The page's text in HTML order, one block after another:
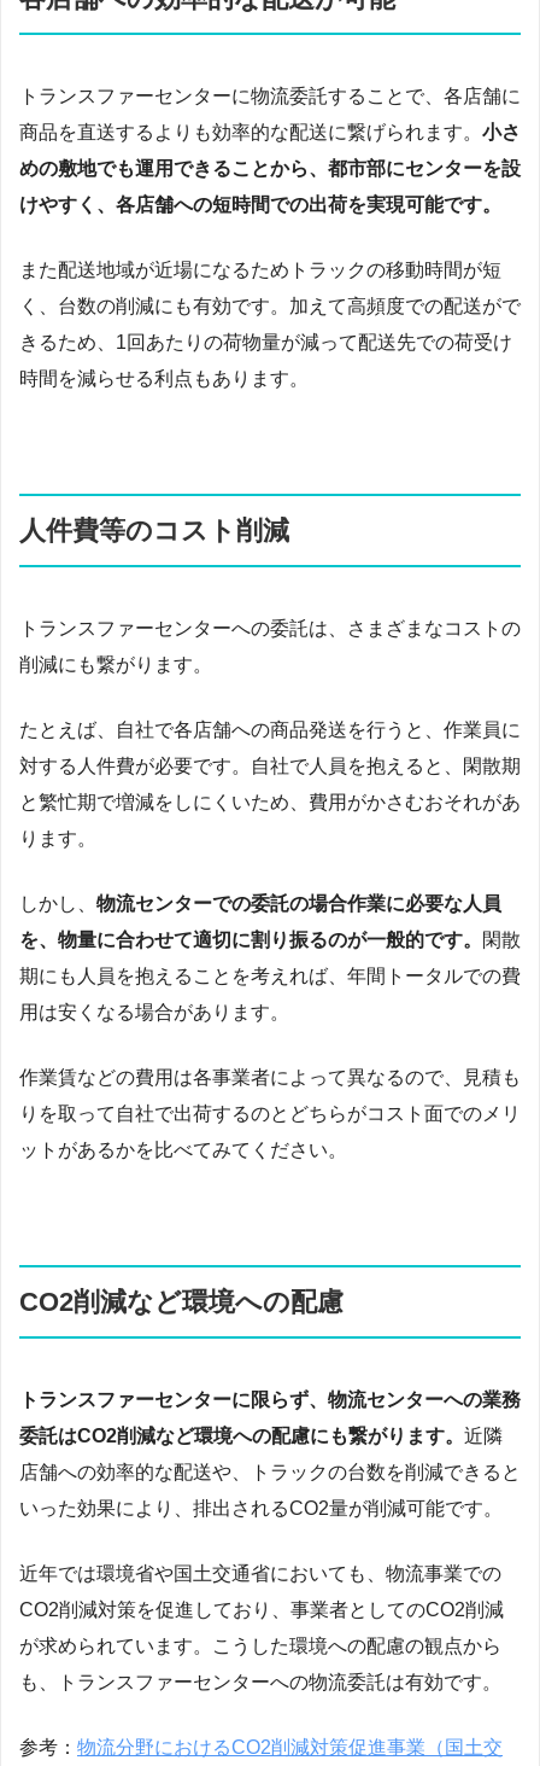
トランスファーセンターに物流委託することで、各店舗に
商品を直送するよりも効率的な配送に繋げられます。 小さ
めの敷地でも運用できることから、都市部にセンターを設
けやすく、各店舗への短時間での出荷を実現可能です。
また配送地域が近場になるためトラックの移動時間が短
く、台数の削減にも有効です。加えて高頻度での配送がで
きるため、1回あたりの荷物量が減って配送先での荷受け
時間を減らせる利点もあります。
人件費等のコスト削減
トランスファーセンターへの委託は、さまざまなコストの
削減にも繋がります。
たとえば、自社で各店舗への商品発送を行うと、作業員に
対する人件費が必要です。自社で人員を抱えると、閑散期
と繁忙期で増減をしにくいため、費用がかさむおそれがあ
ります。
しかし、 物流センターでの委託の場合作業に必要な人員
を、物量に合わせて適切に割り振るのが一般的です。
閑散
期にも人員を抱えることを考えれば、年間トータルでの費
用は安くなる場合があります。
作業賃などの費用は各事業者によって異なるので、見積も
りを取って自社で出荷するのとどちらがコスト面でのメリ
ットがあるかを比べてみてください。
CO2削減など環境への配慮
トランスファーセンターに限らず、物流センターへの業務
委託はCO2削減など環境への配慮にも繋がります。 近隣
店舗への効率的な配送や、トラックの台数を削減できると
いった効果により、排出されるCO2量が削減可能です。
近年では環境省や国土交通省においても、物流事業での
CO2削減対策を促進しており、事業者としてのCO2削減
が求められています。こうした環境への配慮の観点から
も、トランスファーセンターへの物流委託は有効です。
参考： 物流分野におけるCO2削減対策促進事業（国土交